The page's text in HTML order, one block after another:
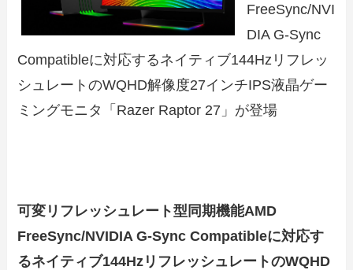
FreeSync/NVI
DIA G-Sync
Compatibleに対応するネイティブ144Hzリフレッ
シュレートのWQHD解像度27インチIPS液晶ゲー
ミングモニタ「Razer Raptor 27」が登場
可変リフレッシュレート型同期機能AMD
FreeSync/NVIDIA G-Sync Compatibleに対応す
るネイティブ144HzリフレッシュレートのWQHD